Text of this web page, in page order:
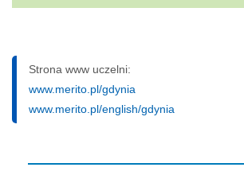
Strona www uczelni:
www.merito.pl/gdynia
www.merito.pl/english/gdynia